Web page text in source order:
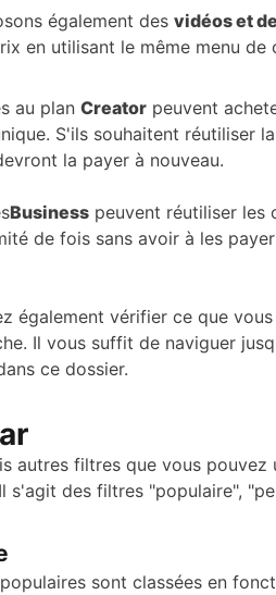
également des vidéos et
en utilisant le même menu de
au plan Creator peuvent
S'ils souhaitent réutiliser
la payer à nouveau.
Business peuvent réutiliser les
de fois sans avoir à les
également vérifier ce que
Il vous suffit de naviguer
ce dossier.
autres filtres que vous
s'agit des filtres "populaire",
sont classées en